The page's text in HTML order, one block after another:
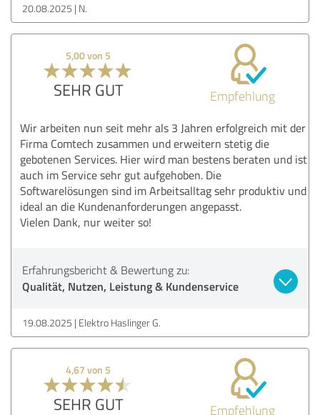
20.08.2025 N.
5,00 von 5
SEHR GUT Empfehlung
Wir arbeiten nun seit mehr als 3 Jahren erfolgreich mit der
Firma Comtech zusammen und erweitern stetig die
gebotenen Services. Hier wird man bestens beraten und ist
auch im Service sehr gut aufgehoben. Die
Softwarelösungen sind im Arbeitsalltag sehr produktiv und
ideal an die Kundenanforderungen angepasst.
Vielen Dank, nur weiter so!
Erfahrungsbericht & Bewertung zu:
Qualität, Nutzen, Leistung & Kundenservice
19.08.2025 Elektro Haslinger G.
4,67 von 5
SEHR GUT Empfehlung